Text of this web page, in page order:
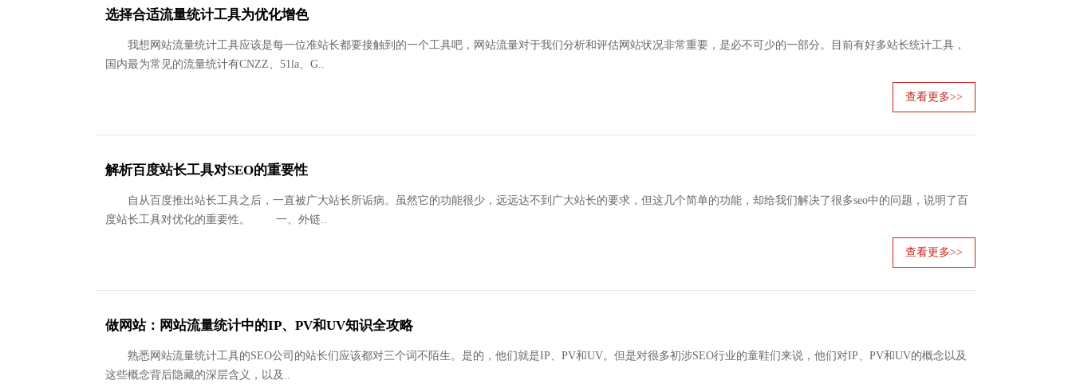
选择合适流量统计工具为优化增色
我想网站流量统计工具应该是每一位准站长都要接触到的一个工具吧，网站流量对于我们分析和评估网站状况非常重要，是必不可少的一部分。目前有好多站长统计工具，
国内最为常见的流量统计有CNZZ、51la、G..
查看更多>>
解析百度站长工具对SEO的重要性
自从百度推出站长工具之后，一直被广大站长所诟病。虽然它的功能很少，远远达不到广大站长的要求，但这几个简单的功能，却给我们解决了很多seo中的问题，说明了百
度站长工具对优化的重要性。 一、外链..
查看更多>>
做网站：网站流量统计中的IP、PV和UV知识全攻略
熟悉网站流量统计工具的SEO公司的站长们应该都对三个词不陌生。是的，他们就是IP、PV和UV。但是对很多初涉SEO行业的童鞋们来说，他们对IP、PV和UV的概念以及
这些概念背后隐藏的深层含义，以及..